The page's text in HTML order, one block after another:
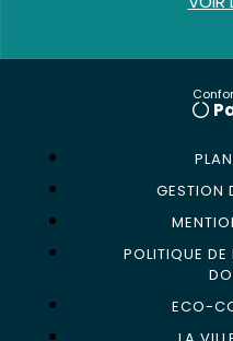
GESTION
POLITIQUE
ECO-